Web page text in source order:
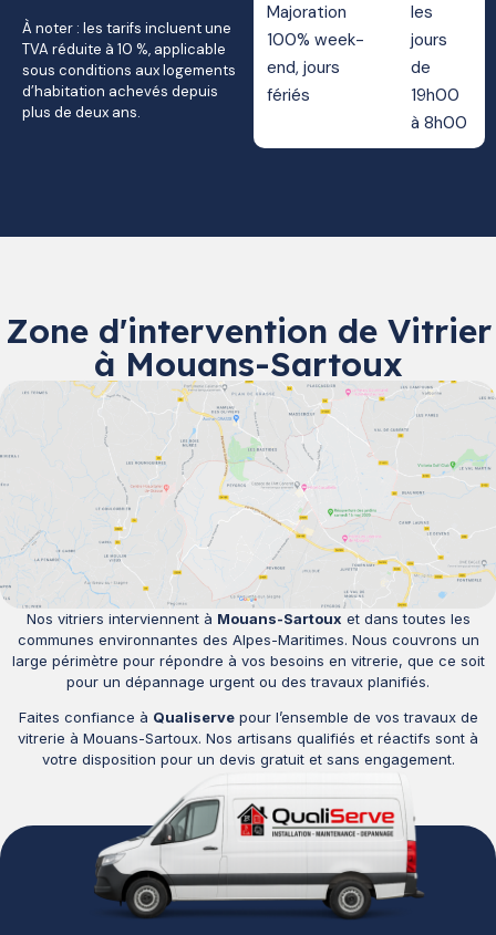
À noter : les tarifs incluent une
TVA réduite à 10 %, applicable
sous conditions aux logements
d’habitation achevés depuis
plus de deux ans.
Majoration
100% week-
end, jours
fériés
les
jours
de
19h00
à 8h00
Zone d'intervention de Vitrier
à Mouans-Sartoux
Nos vitriers interviennent à Mouans-Sartoux et dans toutes les
communes environnantes des Alpes-Maritimes. Nous couvrons un
large périmètre pour répondre à vos besoins en vitrerie, que ce soit
pour un dépannage urgent ou des travaux planifiés.
Faites confiance à Qualiservepour l’ensemble de vos travaux de
vitrerie à Mouans-Sartoux. Nos artisans qualifiés et réactifs sont à
votre disposition pour un devis gratuit et sans engagement.